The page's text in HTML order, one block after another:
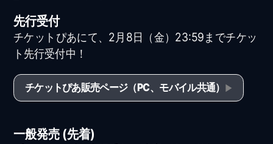
先行受付
チケットぴあにて、2月8日（金）23:59までチケッ
ト先行受付中！
チケットぴあ販売ページ（PC、モバイル共通）
一般発売 (先着)